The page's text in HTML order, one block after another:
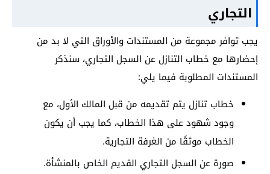
التجاري
يجب توافر مجموعة من المستندات والأوراق التي لا بد من
إحضارها مع خطاب التنازل عن السجل التجاري، سنذكر
المستندات المطلوبة فيما يلي:
خطاب تنازل يتم تقديمه من قبل المالك الأول، مع
وجود شهود على هذا الخطاب، كما يجب أن يكون
الخطاب موثقًا من الغرفة التجارية.
صورة عن السجل التجاري القديم الخاص بالمنشأة.